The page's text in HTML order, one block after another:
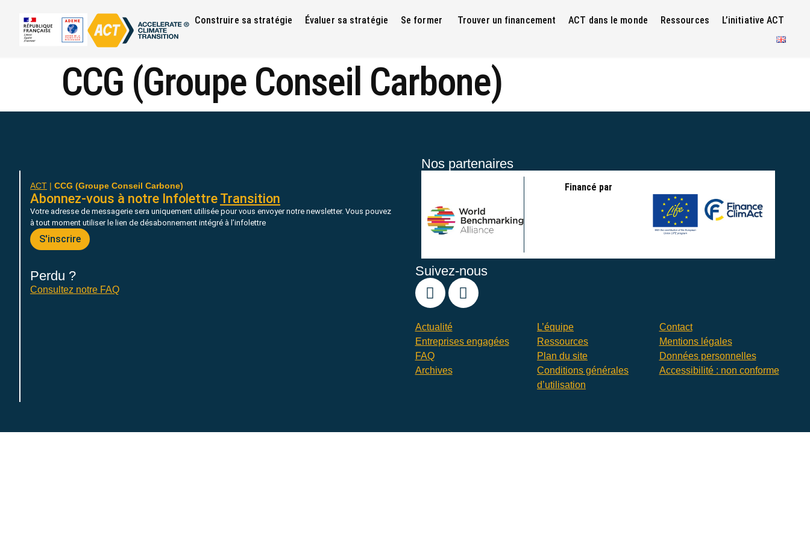
Construire sa stratégie Évaluer sa stratégie Se former Trouver un financement ACT dans le monde Ressources L’initiative ACT
CCG (Groupe Conseil Carbone)
ACT CCG (Groupe Conseil Carbone)
Abonnez-vous à notre Infolettre Transition
Votre adresse de messagerie sera uniquement utilisée pour vous envoyer notre newsletter. Vous pouvez
à tout moment utiliser le lien de désabonnement intégré à l’infolettre
S'inscrire
Perdu ?
Consultez notre FAQ
Nos partenaires
Financé par
Suivez-nous
Actualité
Entreprises engagées
FAQ
Archives
L’équipe
Ressources
Plan du site
Conditions générales
d’utilisation
Contact
Mentions légales
Données personnelles
Accessibilité : non conforme